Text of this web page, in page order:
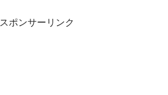
スポンサーリンク